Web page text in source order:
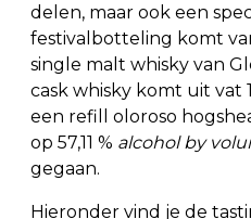
delen, maar ook een
festivalbotteling komt
single malt whisky van
cask whisky komt uit vat
een refill oloroso
op 57,11 % alcohol by
gegaan.
Hieronder vind je de